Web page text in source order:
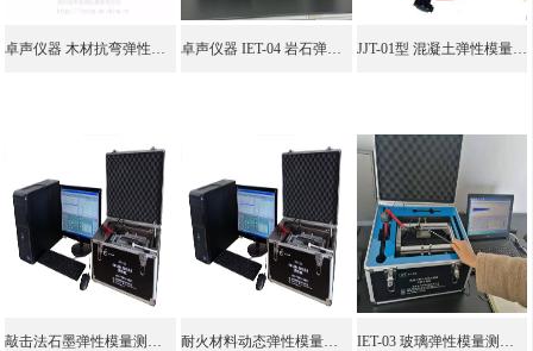
卓声仪器 木材抗弯弹性模量测试仪 脉冲激振法 共振法 无损检测 卓声仪器 IET-04 岩石弹性模量测定仪 JJT-01型 混凝土弹性模量测定仪
敲击法石墨弹性模量测试仪无损检测仪 耐火材料动态弹性模量生产厂家 IET-03 玻璃弹性模量测试仪 生产厂家